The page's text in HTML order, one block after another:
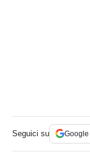
Seguici su Google